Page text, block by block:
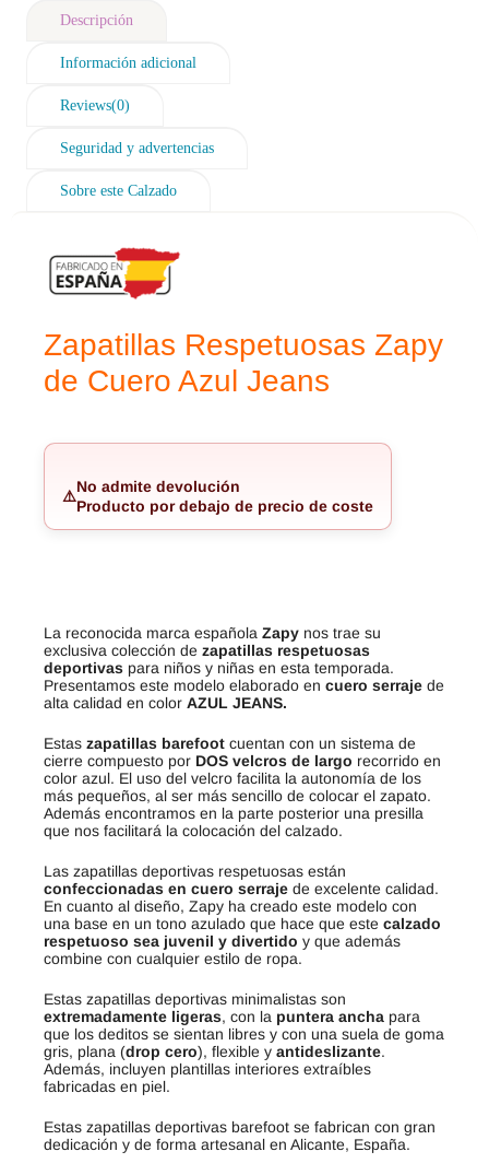
Descripción
Información adicional
Reviews(0)
Seguridad y advertencias
Sobre este Calzado
Zapatillas Respetuosas Zapy
de Cuero Azul Jeans
⚠️
No admite devolución
Producto por debajo de precio de coste
La reconocida marca española Zapy nos trae su
exclusiva colección de zapatillas respetuosas
deportivas para niños y niñas en esta temporada.
Presentamos este modelo elaborado en cuero serraje de
alta calidad en color AZUL JEANS.
Estas zapatillas barefoot cuentan con un sistema de
cierre compuesto por DOS velcros de largo recorrido en
color azul. El uso del velcro facilita la autonomía de los
más pequeños, al ser más sencillo de colocar el zapato.
Además encontramos en la parte posterior una presilla
que nos facilitará la colocación del calzado.
Las zapatillas deportivas respetuosas están
confeccionadas en cuero serraje de excelente calidad.
En cuanto al diseño, Zapy ha creado este modelo con
una base en un tono azulado que hace que este calzado
respetuoso sea juvenil y divertido y que además
combine con cualquier estilo de ropa.
Estas zapatillas deportivas minimalistas son
extremadamente ligeras, con la puntera ancha para
que los deditos se sientan libres y con una suela de goma
gris, plana (drop cero), flexible y antideslizante.
Además, incluyen plantillas interiores extraíbles
fabricadas en piel.
Estas zapatillas deportivas barefoot se fabrican con gran
dedicación y de forma artesanal en Alicante, España.